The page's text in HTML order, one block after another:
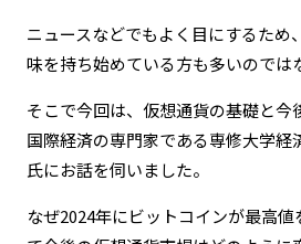
ニュースなどでもよく目にするため
味を持ち始めている方も多いのでは
そこで今回は、仮想通貨の基礎と今
国際経済の専門家である専修大学経
氏にお話を伺いました。
なぜ2024年にビットコインが最高